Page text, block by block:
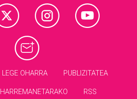
LEGE OHARRA PUBLIZITATEA
HARREMANETARAKO RSS